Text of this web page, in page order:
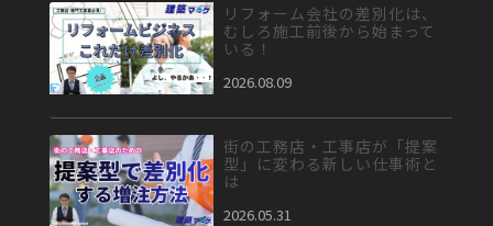
リフォーム会社の差別化は、
むしろ施工前後から始まって
いる！
2026.08.09
街の工務店・工事店が「提案
型」に変わる新しい仕事術と
は
2026.05.31